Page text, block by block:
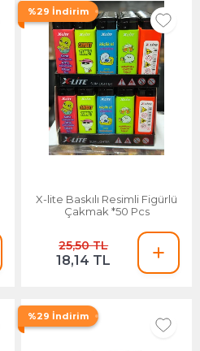
%29 İndirim
X-lite Baskılı Resimli Figürlü
Çakmak *50 Pcs
25,50 TL
18,14 TL
%29 İndirim